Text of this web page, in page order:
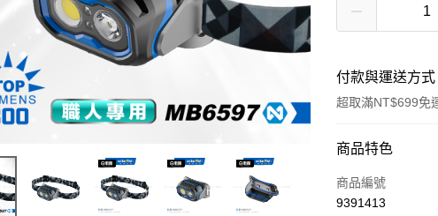
付款與運送方式
超取滿NT$699免
付款方式
信用卡一次付款
商品特色
商品編號
9391413